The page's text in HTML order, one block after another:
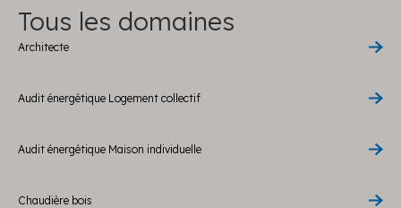
Tous les domaines
Architecte
Audit énergétique Logement collectif
Audit énergétique Maison individuelle
Chaudière bois